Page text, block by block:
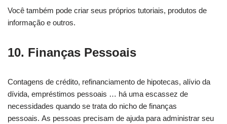
Você também pode criar seus próprios tutoriais, produtos de
informação e outros.
10. Finanças Pessoais
Contagens de crédito, refinanciamento de hipotecas, alívio da
dívida, empréstimos pessoais … há uma escassez de
necessidades quando se trata do nicho de finanças
pessoais. As pessoas precisam de ajuda para administrar seu